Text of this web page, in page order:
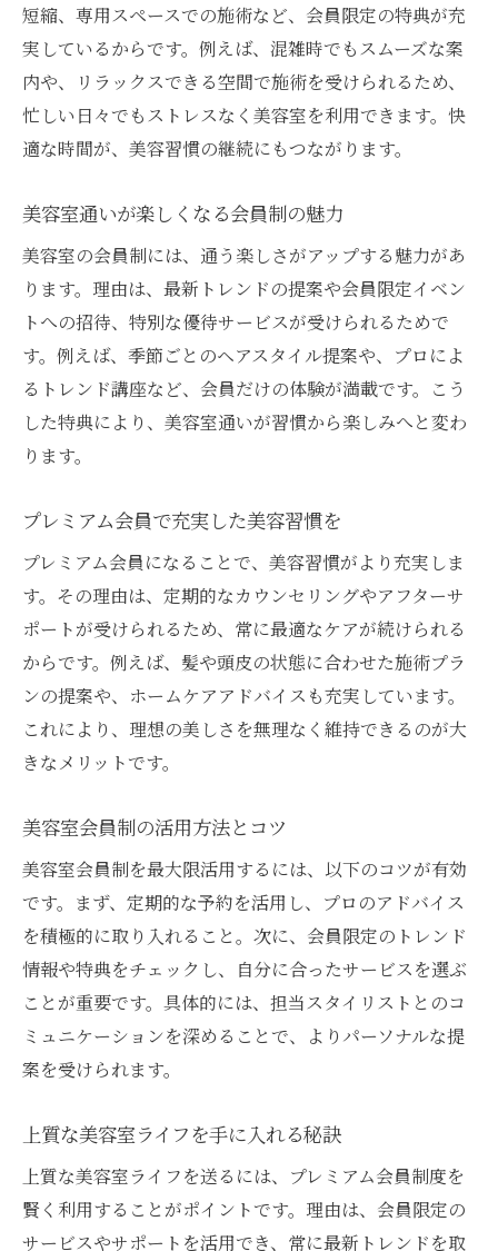
短縮、専用スペースでの施術など、会員限定の特典が充
実しているからです。例えば、混雑時でもスムーズな案
内や、リラックスできる空間で施術を受けられるため、
忙しい日々でもストレスなく美容室を利用できます。快
適な時間が、美容習慣の継続にもつながります。
美容室通いが楽しくなる会員制の魅力
美容室の会員制には、通う楽しさがアップする魅力があ
ります。理由は、最新トレンドの提案や会員限定イベン
トへの招待、特別な優待サービスが受けられるためで
す。例えば、季節ごとのヘアスタイル提案や、プロによ
るトレンド講座など、会員だけの体験が満載です。こう
した特典により、美容室通いが習慣から楽しみへと変わ
ります。
プレミアム会員で充実した美容習慣を
プレミアム会員になることで、美容習慣がより充実しま
す。その理由は、定期的なカウンセリングやアフターサ
ポートが受けられるため、常に最適なケアが続けられる
からです。例えば、髪や頭皮の状態に合わせた施術プラ
ンの提案や、ホームケアアドバイスも充実しています。
これにより、理想の美しさを無理なく維持できるのが大
きなメリットです。
美容室会員制の活用方法とコツ
美容室会員制を最大限活用するには、以下のコツが有効
です。まず、定期的な予約を活用し、プロのアドバイス
を積極的に取り入れること。次に、会員限定のトレンド
情報や特典をチェックし、自分に合ったサービスを選ぶ
ことが重要です。具体的には、担当スタイリストとのコ
ミュニケーションを深めることで、よりパーソナルな提
案を受けられます。
上質な美容室ライフを手に入れる秘訣
上質な美容室ライフを送るには、プレミアム会員制度を
賢く利用することがポイントです。理由は、会員限定の
サービスやサポートを活用でき、常に最新トレンドを取